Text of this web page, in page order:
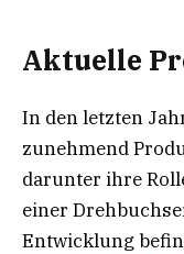
Aktuelle
In den letzten
zunehmend
darunter ihre
einer
Entwicklung